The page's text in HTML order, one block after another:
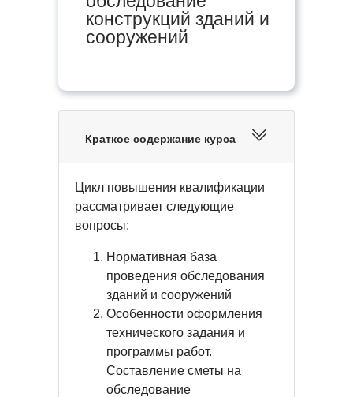
конструкций зданий и
сооружений
Краткое содержание курса
Цикл повышения квалификации
рассматривает следующие
вопросы:
Нормативная база
проведения обследования
зданий и сооружений
Особенности оформления
технического задания и
программы работ.
Составление сметы на
обследование